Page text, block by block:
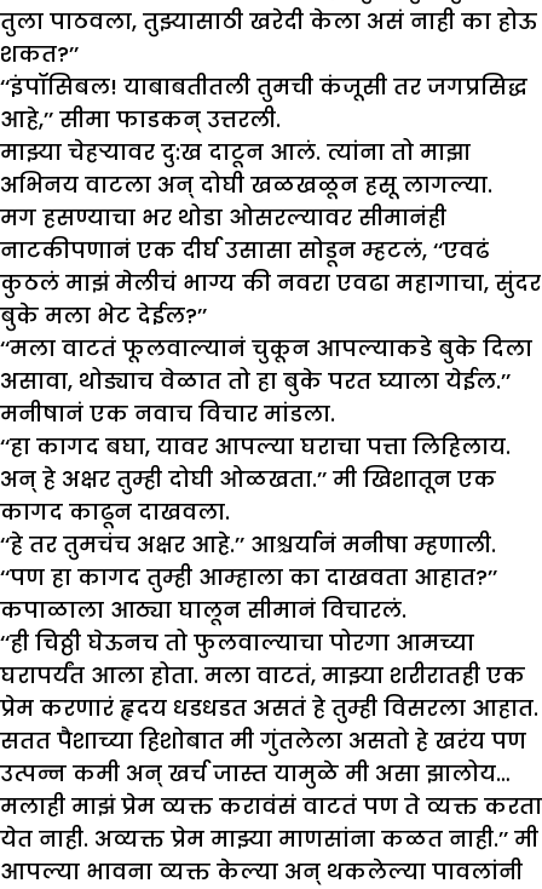
तुला पाठवला, तुझ्यासाठी खरेदी केला असं नाही का होऊ
शकत?’’
‘‘इंपॉसिबल! याबाबतीतली तुमची कंजूसी तर जगप्रसिद्ध
आहे,’’ सीमा फाडकन् उत्तरली.
माझ्या चेहऱ्यावर दु:ख दाटून आलं. त्यांना तो माझा
अभिनय वाटला अन् दोघी खळखळून हसू लागल्या.
मग हसण्याचा भर थोडा ओसरल्यावर सीमानंही
नाटकीपणानं एक दीर्घ उसासा सोडून म्हटलं, ‘‘एवढं
कुठलं माझं मेलीचं भाग्य की नवरा एवढा महागाचा, सुंदर
बुके मला भेट देईल?’’
‘‘मला वाटतं फूलवाल्यानं चुकून आपल्याकडे बुके दिला
असावा, थोड्याच वेळात तो हा बुके परत घ्याला येईल.’’
मनीषानं एक नवाच विचार मांडला.
‘‘हा कागद बघा, यावर आपल्या घराचा पत्ता लिहिलाय.
अन् हे अक्षर तुम्ही दोघी ओळखता.’’ मी खिशातून एक
कागद काढून दाखवला.
‘‘हे तर तुमचंच अक्षर आहे.’’ आश्चर्यानं मनीषा म्हणाली.
‘‘पण हा कागद तुम्ही आम्हाला का दाखवता आहात?’’
कपाळाला आठ्या घालून सीमानं विचारलं.
‘‘ही चिठ्ठी घेऊनच तो फुलवाल्याचा पोरगा आमच्या
घरापर्यंत आला होता. मला वाटतं, माझ्या शरीरातही एक
प्रेम करणारं हृदय धडधडत असतं हे तुम्ही विसरला आहात.
सतत पैशाच्या हिशोबात मी गुंतलेला असतो हे खरंय पण
उत्पन्न कमी अन् खर्च जास्त यामुळे मी असा झालोय…
मलाही माझं प्रेम व्यक्त करावंसं वाटतं पण ते व्यक्त करता
येत नाही. अव्यक्त प्रेम माझ्या माणसांना कळत नाही.’’ मी
आपल्या भावना व्यक्त केल्या अन् थकलेल्या पावलांनी